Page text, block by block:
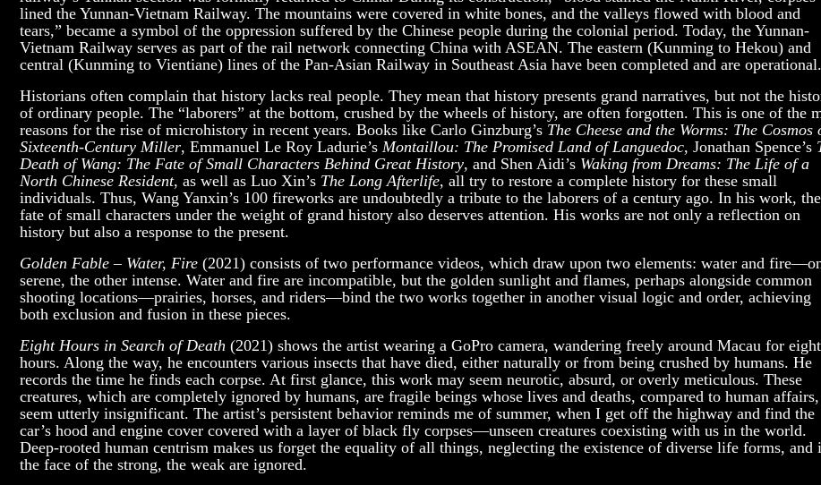
lined the Yunnan-Vietnam Railway. The mountains were covered in white bones, and the valleys flowed with blood and
tears,” became a symbol of the oppression suffered by the Chinese people during the colonial period. Today, the Yunnan-
Vietnam Railway serves as part of the rail network connecting China with ASEAN. The eastern (Kunming to Hekou) and
central (Kunming to Vientiane) lines of the Pan-Asian Railway in Southeast Asia have been completed and are operational.
Historians often complain that history lacks real people. They mean that history presents grand narratives, but not the
of ordinary people. The “laborers” at the bottom, crushed by the wheels of history, are often forgotten. This is one of the
reasons for the rise of microhistory in recent years. Books like Carlo Ginzburg’s The Cheese and the Worms: The Cosmos
Sixteenth-Century Miller, Emmanuel Le Roy Ladurie’s Montaillou: The Promised Land of Languedoc, Jonathan Spence’s
Death of Wang: The Fate of Small Characters Behind Great History, and Shen Aidi’s Waking from Dreams: The Life of a
North Chinese Resident, as well as Luo Xin’s The Long Afterlife, all try to restore a complete history for these small
individuals. Thus, Wang Yanxin’s 100 fireworks are undoubtedly a tribute to the laborers of a century ago. In his work, the
fate of small characters under the weight of grand history also deserves attention. His works are not only a reflection on
history but also a response to the present.
Golden Fable – Water, Fire (2021) consists of two performance videos, which draw upon two elements: water and
serene, the other intense. Water and fire are incompatible, but the golden sunlight and flames, perhaps alongside common
shooting locations—prairies, horses, and riders—bind the two works together in another visual logic and order, achieving
both exclusion and fusion in these pieces.
Eight Hours in Search of Death (2021) shows the artist wearing a GoPro camera, wandering freely around Macau for eight
hours. Along the way, he encounters various insects that have died, either naturally or from being crushed by humans. He
records the time he finds each corpse. At first glance, this work may seem neurotic, absurd, or overly meticulous. These
creatures, which are completely ignored by humans, are fragile beings whose lives and deaths, compared to human affairs,
seem utterly insignificant. The artist’s persistent behavior reminds me of summer, when I get off the highway and find the
car’s hood and engine cover covered with a layer of black fly corpses—unseen creatures coexisting with us in the world.
Deep-rooted human centrism makes us forget the equality of all things, neglecting the existence of diverse life forms, and
the face of the strong, the weak are ignored.